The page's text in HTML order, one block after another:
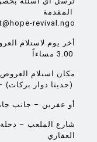
revival.ngo
أو عفرين – جانب
شارع الملعب –
العقاري